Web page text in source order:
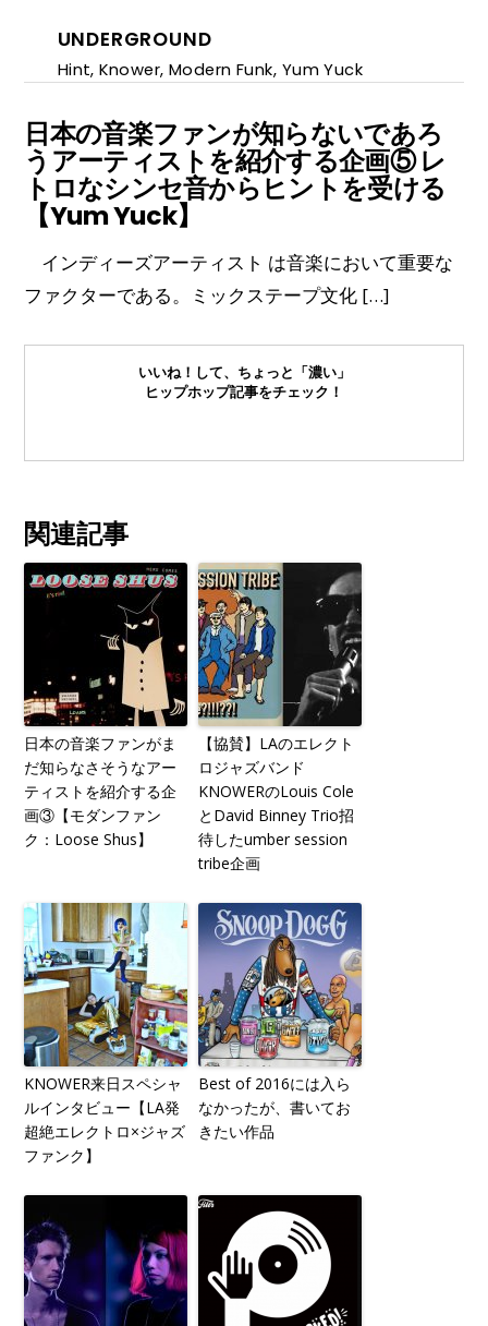
UNDERGROUND
Hint,Knower, Modern Funk, Yum Yuck
日本の音楽ファンが知らないであろ
うアーティストを紹介する企画⑤ レ
トロなシンセ音からヒントを受ける
【Yum Yuck】
インディーズアーティスト は音楽において重要な
ファクターである。ミックステープ文化 […]
いいね！して、ちょっと「濃い」
ヒップホップ記事をチェック！
関連記事
日本の音楽ファンがま
だ知らなさそうなアー
ティストを紹介する企
画③【モダンファン
ク：Loose Shus】
【協賛】LAのエレクト
ロジャズバンド
KNOWERのLouis Cole
とDavid Binney Trio招
待したumber session
tribe企画
KNOWER来日スペシャ
ルインタビュー【LA発
超絶エレクトロ×ジャズ
ファンク】
Best of 2016には入ら
なかったが、書いてお
きたい作品